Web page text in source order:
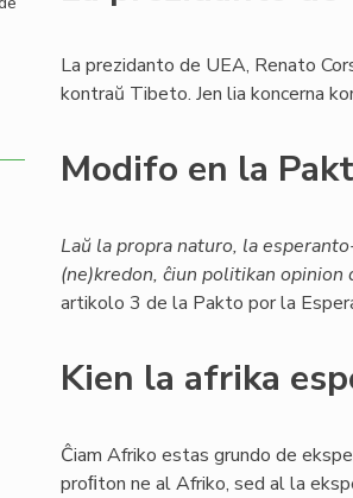
La prezidanto de UEA, Renato
kontraŭ Tibeto. Jen lia koncerna
Modifo en la
Laŭ la propra naturo, la
(ne)kredon, ĉiun politikan
artikolo 3 de la Pakto por la
Kien la afrika
Ĉiam Afriko estas grundo de
proﬁton ne al Afriko, sed al la